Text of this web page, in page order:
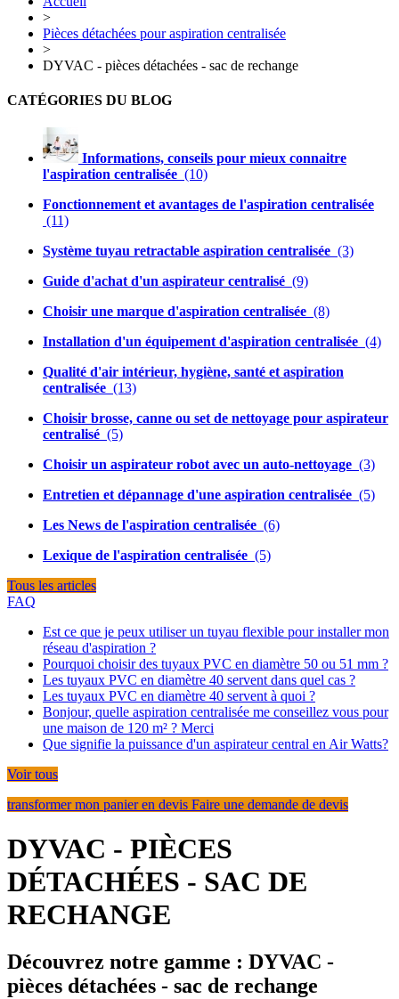
>
Pièces détachées pour aspiration centralisée
>
DYVAC - pièces détachées - sac de rechange
CATÉGORIES DU BLOG
Informations, conseils pour mieux connaitre
l'aspiration centralisée (10)
Fonctionnement et avantages de l'aspiration centralisée
(11)
Système tuyau retractable aspiration centralisée (3)
Guide d'achat d'un aspirateur centralisé (9)
Choisir une marque d'aspiration centralisée (8)
Installation d'un équipement d'aspiration centralisée (4)
Qualité d'air intérieur, hygiène, santé et aspiration
centralisée (13)
Choisir brosse, canne ou set de nettoyage pour aspirateur
centralisé (5)
Choisir un aspirateur robot avec un auto-nettoyage (3)
Entretien et dépannage d'une aspiration centralisée (5)
Les News de l'aspiration centralisée (6)
Lexique de l'aspiration centralisée (5)
Tous les articles
FAQ
Est ce que je peux utiliser un tuyau flexible pour installer mon
réseau d'aspiration ?
Pourquoi choisir des tuyaux PVC en diamètre 50 ou 51 mm ?
Les tuyaux PVC en diamètre 40 servent dans quel cas ?
Les tuyaux PVC en diamètre 40 servent à quoi ?
Bonjour, quelle aspiration centralisée me conseillez vous pour
une maison de 120 m² ? Merci
Que signifie la puissance d'un aspirateur central en Air Watts?
Voir tous
transformer mon panier en devis Faire une demande de devis
DYVAC - PIÈCES
DÉTACHÉES - SAC DE
RECHANGE
Découvrez notre gamme : DYVAC -
pièces détachées - sac de rechange